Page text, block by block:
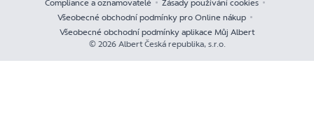
Compliance a oznamovatelé
Zásady používání cookies
Všeobecné obchodní podmínky pro Online nákup
Všeobecné obchodní podmínky aplikace Můj Albert
© 2026 Albert Česká republika, s.r.o.